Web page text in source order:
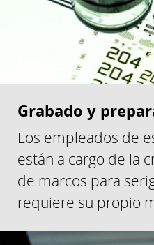
Grabado y
Los empleados de
están a cargo de la
de marcos para
requiere su propio